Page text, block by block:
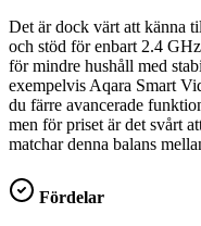
Det är dock värt att känna
och stöd för enbart 2.4
för mindre hushåll med
exempelvis Aqara Smart
du färre avancerade
men för priset är det svårt
matchar denna balans
Fördelar